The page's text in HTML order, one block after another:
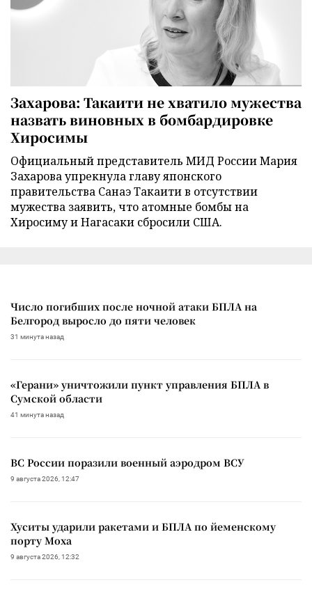
Захарова: Такаити не хватило мужества
назвать виновных в бомбардировке
Хиросимы
Официальный представитель МИД России Мария
Захарова упрекнула главу японского
правительства Санаэ Такаити в отсутствии
мужества заявить, что атомные бомбы на
Хиросиму и Нагасаки сбросили США.
Число погибших после ночной атаки БПЛА на
Белгород выросло до пяти человек
31 минута назад
«Герани» уничтожили пункт управления БПЛА в
Сумской области
41 минута назад
ВС России поразили военный аэродром ВСУ
9 августа 2026, 12:47
Хуситы ударили ракетами и БПЛА по йеменскому
порту Моха
9 августа 2026, 12:32